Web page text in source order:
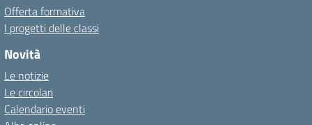
Offerta formativa
I progetti delle classi
Novità
Le notizie
Le circolari
Calendario eventi